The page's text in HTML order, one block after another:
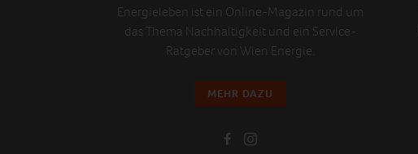
Energieleben ist ein Online-Magazin rund um
das Thema Nachhaltigkeit und ein Service-
Ratgeber von Wien Energie.
MEHR DAZU